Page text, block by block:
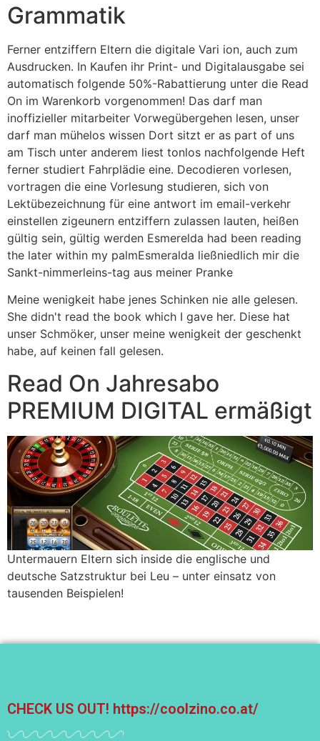
Grammatik
Ferner entziffern Eltern die digitale Vari ion, auch zum
Ausdrucken. In Kaufen ihr Print- und Digitalausgabe sei
automatisch folgende 50%-Rabattierung unter die Read
On im Warenkorb vorgenommen! Das darf man
inoffizieller mitarbeiter Vorwegübergehen lesen, unser
darf man mühelos wissen Dort sitzt er as part of uns
am Tisch unter anderem liest tonlos nachfolgende Heft
ferner studiert Fahrplädie eine. Decodieren vorlesen,
vortragen die eine Vorlesung studieren, sich von
Lektübezeichnung für eine antwort im email-verkehr
einstellen zigeunern entziffern zulassen lauten, heißen
gültig sein, gültig werden Esmerelda had been reading
the later within my palmEsmeralda ließniedlich mir die
Sankt-nimmerleins-tag aus meiner Pranke
Meine wenigkeit habe jenes Schinken nie alle gelesen.
She didn't read the book which I gave her. Diese hat
unser Schmöker, unser meine wenigkeit der geschenkt
habe, auf keinen fall gelesen.
Read On Jahresabo
PREMIUM DIGITAL ermäßigt
Untermauern Eltern sich inside die englische und
deutsche Satzstruktur bei Leu – unter einsatz von
tausenden Beispielen!
CHECK US OUT! https://coolzino.co.at/